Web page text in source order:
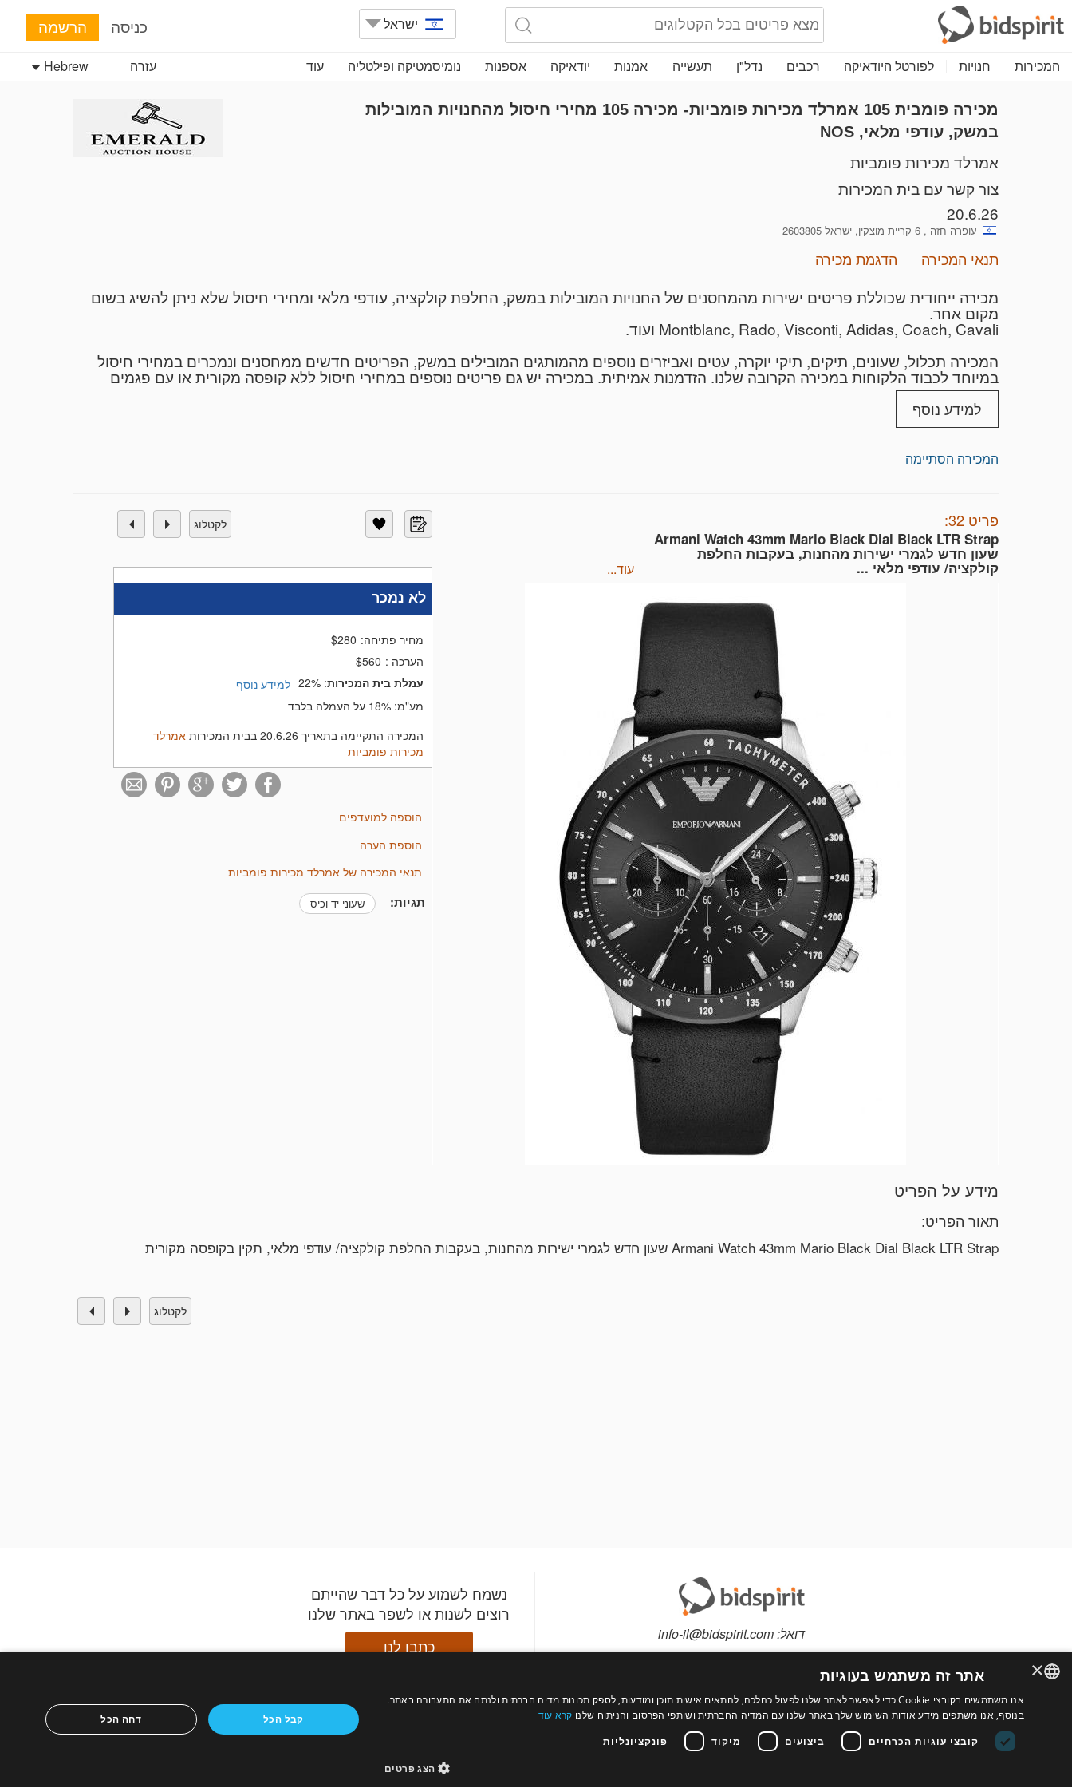
ישראל כניסה הרשמה
המכירות חנויות לפורטל היודאיקה רכבים נדל"ן תעשייה אמנות יודאיקה אספנות נומיסמטיקה ופילטליה עוד Hebrew עזרה
מכירה פומבית 105
אמרלד מכירות פומביות- מכירה 105 מחירי חיסול מהחנויות המובילות
במשק, עודפי מלאי, NOS
אמרלד מכירות פומביות
צור קשר עם בית המכירות
20.6.26
עופרה חזה , 6 קריית מוצקין, ישראל 2603805
תנאי המכירה הדגמת מכירה
מכירה ייחודית שכוללת פריטים ישירות מהמחסנים של החנויות המובילות במשק, החלפת קולקציה, עודפי מלאי ומחירי חיסול שלא ניתן להשיג בשום
מקום אחר.
Montblanc, Rado, Visconti, Adidas, Coach, Cavali ועוד.
המכירה תכלול, שעונים, תיקים, תיקי יוקרה, עטים ואביזרים נוספים מהמותגים המובילים במשק, הפריטים חדשים ממחסנים ונמכרים במחירי חיסול
במיוחד לכבוד הלקוחות במכירה הקרובה שלנו. הזדמנות אמיתית. במכירה יש גם פריטים נוספים במחירי חיסול ללא קופסה מקורית או עם פגמים
אסתטיים קלים בלבד, ישירות מהחנות במחירים נמוכים במיוחד, אשר יתוארו כך בקטלוג.
אין אפשרות לבטל הצעה שהוגשה על פריט.
משלוחים בישראל בלבד
*Domestic Shipping Only*
למידע נוסף
המכירה הסתיימה
פריט 32:
Armani Watch 43mm Mario Black Dial Black LTR Strap
שעון חדש לגמרי ישירות מהחנות, בעקבות החלפת
קולקציה/ עודפי מלאי ... עוד...
לקטלוג
לא נמכר
מחיר פתיחה: $280
הערכה :
$560
עמלת בית המכירות:
22%
למידע נוסף
מע"מ: 18% על העמלה בלבד
המכירה התקיימה בתאריך 20.6.26 בבית המכירות
אמרלד
מכירות פומביות
הוספה למועדפים
הוספת הערה
תנאי המכירה של אמרלד מכירות פומביות
תגיות: שעוני יד וכיס
מידע על הפריט
תאור הפריט:
Armani Watch 43mm Mario Black Dial Black LTR Strap שעון חדש לגמרי ישירות מהחנות, בעקבות החלפת קולקציה/ עודפי מלאי, תקין בקופסה מקורית
לקטלוג
דואל:info-il@bidspirit.com
נשמח לשמוע על כל דבר שהייתם
רוצים לשנות או לשפר באתר שלנו
כתבו לנו
יש לכם פריטים למכירה?צור קשר
אתר מותאם אישית לבתי מכירותפרטים
עקבו
התקינו את אפליקציית בידספיריט,
השתתפו במכירות מהטלפון הנייד
וקבלו התראות לפני שהפריטים
ENGLISH
FRENCH
× אתר זה משתמש בעוגיות
אנו משתמשים בקובצי Cookie כדי לאפשר לאתר שלנו לפעול כהלכה, להתאים אישית תוכן ומודעות, לספק תכונות מדיה חברתית ולנתח את התעבורה באתר.
בנוסף, אנו משתפים מידע אודות השימוש שלך באתר שלנו עם המדיה החברתית ושותפי הפרסום והניתוח שלנו קרא עוד
קובצי עוגיות הכרחיים
ביצועים מיקוד פונקציונליות
הצג פרטים
קבל הכל דחה הכל